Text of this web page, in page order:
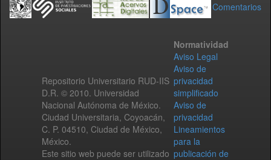
Comentarios
Repositorio Universitario RUD-IIS
D.R. © 2010. Universidad
Nacional Autónoma de México.
Ciudad Universitaria, Coyoacán,
C. P. 04510, Ciudad de México,
México.
Este sitio web puede ser utilizado
Normatividad
Aviso Legal
Aviso de
privacidad
simplificado
Aviso de
privacidad
Lineamientos
para la
publicación de